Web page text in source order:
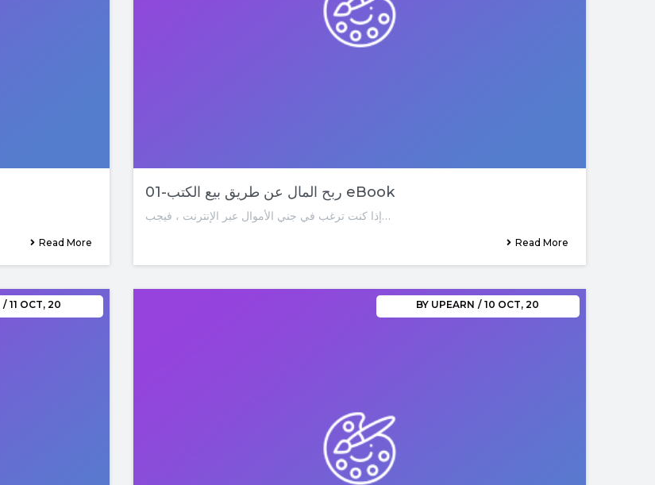
Read More
01-ربح المال عن طريق بيع الكتب eBook
إذا كنت ترغب في جني الأموال عبر الإنترنت ، فيجب…
Read More
/ 11 OCT, 20 BY UPEARN / 10 OCT, 20